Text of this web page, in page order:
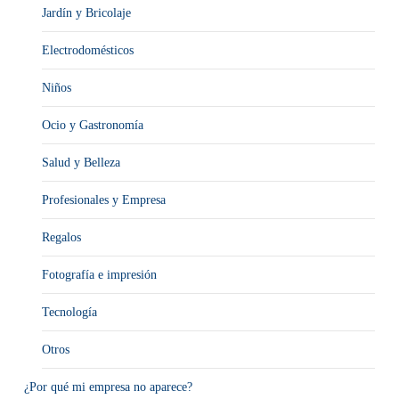
Jardín y Bricolaje
Electrodomésticos
Niños
Ocio y Gastronomía
Salud y Belleza
Profesionales y Empresa
Regalos
Fotografía e impresión
Tecnología
Otros
¿Por qué mi empresa no aparece?